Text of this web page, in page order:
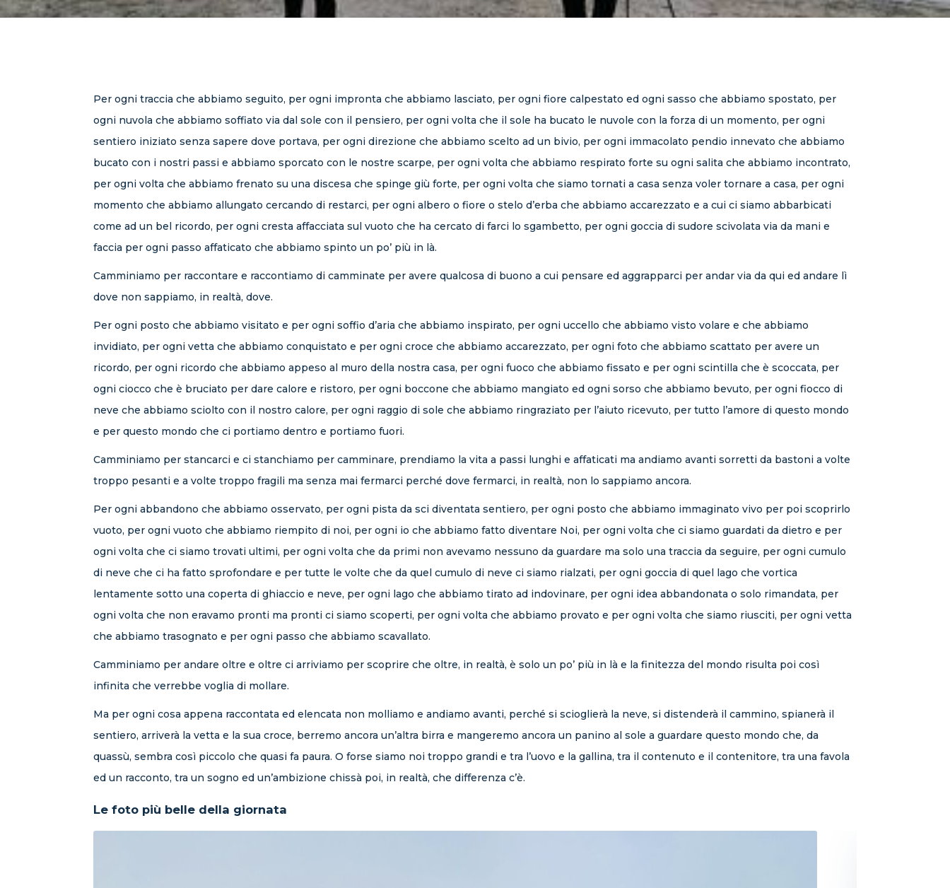
Per ogni traccia che abbiamo seguito, per ogni impronta che abbiamo lasciato, per ogni fiore calpestato ed ogni sasso che abbiamo spostato, per
ogni nuvola che abbiamo soffiato via dal sole con il pensiero, per ogni volta che il sole ha bucato le nuvole con la forza di un momento, per ogni
sentiero iniziato senza sapere dove portava, per ogni direzione che abbiamo scelto ad un bivio, per ogni immacolato pendio innevato che abbiamo
bucato con i nostri passi e abbiamo sporcato con le nostre scarpe, per ogni volta che abbiamo respirato forte su ogni salita che abbiamo incontrato,
per ogni volta che abbiamo frenato su una discesa che spinge giù forte, per ogni volta che siamo tornati a casa senza voler tornare a casa, per ogni
momento che abbiamo allungato cercando di restarci, per ogni albero o fiore o stelo d’erba che abbiamo accarezzato e a cui ci siamo abbarbicati
come ad un bel ricordo, per ogni cresta affacciata sul vuoto che ha cercato di farci lo sgambetto, per ogni goccia di sudore scivolata via da mani e
faccia per ogni passo affaticato che abbiamo spinto un po’ più in là.
Camminiamo per raccontare e raccontiamo di camminate per avere qualcosa di buono a cui pensare ed aggrapparci per andar via da qui ed andare lì
dove non sappiamo, in realtà, dove.
Per ogni posto che abbiamo visitato e per ogni soffio d’aria che abbiamo inspirato, per ogni uccello che abbiamo visto volare e che abbiamo
invidiato, per ogni vetta che abbiamo conquistato e per ogni croce che abbiamo accarezzato, per ogni foto che abbiamo scattato per avere un
ricordo, per ogni ricordo che abbiamo appeso al muro della nostra casa, per ogni fuoco che abbiamo fissato e per ogni scintilla che è scoccata, per
ogni ciocco che è bruciato per dare calore e ristoro, per ogni boccone che abbiamo mangiato ed ogni sorso che abbiamo bevuto, per ogni fiocco di
neve che abbiamo sciolto con il nostro calore, per ogni raggio di sole che abbiamo ringraziato per l’aiuto ricevuto, per tutto l’amore di questo mondo
e per questo mondo che ci portiamo dentro e portiamo fuori.
Camminiamo per stancarci e ci stanchiamo per camminare, prendiamo la vita a passi lunghi e affaticati ma andiamo avanti sorretti da bastoni a volte
troppo pesanti e a volte troppo fragili ma senza mai fermarci perché dove fermarci, in realtà, non lo sappiamo ancora.
Per ogni abbandono che abbiamo osservato, per ogni pista da sci diventata sentiero, per ogni posto che abbiamo immaginato vivo per poi scoprirlo
vuoto, per ogni vuoto che abbiamo riempito di noi, per ogni io che abbiamo fatto diventare Noi, per ogni volta che ci siamo guardati da dietro e per
ogni volta che ci siamo trovati ultimi, per ogni volta che da primi non avevamo nessuno da guardare ma solo una traccia da seguire, per ogni cumulo
di neve che ci ha fatto sprofondare e per tutte le volte che da quel cumulo di neve ci siamo rialzati, per ogni goccia di quel lago che vortica
lentamente sotto una coperta di ghiaccio e neve, per ogni lago che abbiamo tirato ad indovinare, per ogni idea abbandonata o solo rimandata, per
ogni volta che non eravamo pronti ma pronti ci siamo scoperti, per ogni volta che abbiamo provato e per ogni volta che siamo riusciti, per ogni vetta
che abbiamo trasognato e per ogni passo che abbiamo scavallato.
Camminiamo per andare oltre e oltre ci arriviamo per scoprire che oltre, in realtà, è solo un po’ più in là e la finitezza del mondo risulta poi così
infinita che verrebbe voglia di mollare.
Ma per ogni cosa appena raccontata ed elencata non molliamo e andiamo avanti, perché si scioglierà la neve, si distenderà il cammino, spianerà il
sentiero, arriverà la vetta e la sua croce, berremo ancora un’altra birra e mangeremo ancora un panino al sole a guardare questo mondo che, da
quassù, sembra così piccolo che quasi fa paura. O forse siamo noi troppo grandi e tra l’uovo e la gallina, tra il contenuto e il contenitore, tra una favola
ed un racconto, tra un sogno ed un’ambizione chissà poi, in realtà, che differenza c’è.
Le foto più belle della giornata